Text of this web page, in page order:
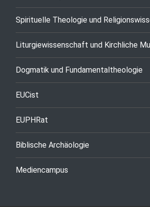
Spirituelle Theologie und
Liturgiewissenschaft und Kirchliche
Dogmatik und Fundamentaltheologie
EUCist
EUPHRat
Biblische Archäologie
Mediencampus